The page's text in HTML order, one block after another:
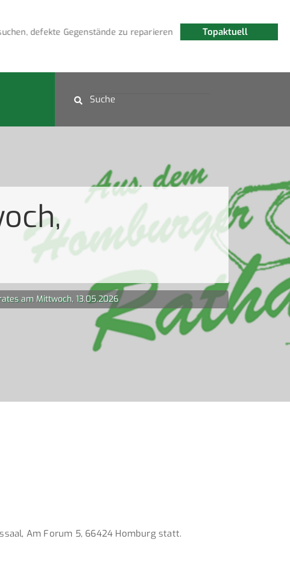
Topaktuell
defekte Gegenstände zu reparieren
am Mittwoch, 13.05.2026
Am Forum 5, 66424 Homburg statt.